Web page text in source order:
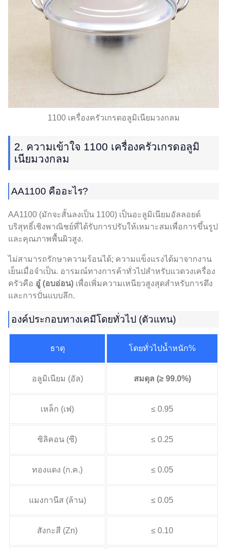
1100 เครื่องครัวเกรดอลูมิเนียมวงกลม
2. ความเข้าใจ 1100 เครื่องครัวเกรดอลูมิ
เนียมวงกลม
AA1100 คืออะไร?
AA1100 (มักจะสั้นลงเป็น 1100) เป็นอะลูมิเนียมอัลลอยด์
บริสุทธิ์เชิงพาณิชย์ที่ได้รับการปรับให้เหมาะสมเพื่อการขึ้นรูป
และคุณภาพพื้นผิวสูง.
ไม่สามารถรักษาความร้อนได้; ความแข็งแรงได้มาจากงาน
เย็นเมื่อจำเป็น. อารมณ์ทางการค้าทั่วไปสำหรับแวดวงเครื่อง
ครัวคือ อู๋ (อบอ่อน) เพื่อเพิ่มความเหนียวสูงสุดสำหรับการดึง
และการปั่นแบบลึก.
องค์ประกอบทางเคมีโดยทั่วไป (ตัวแทน)
ธาตุ โดยทั่วไปน้ำหนัก%
อลูมิเนียม (อัล) สมดุล (≥ 99.0%)
เหล็ก (เฟ) ≤ 0.95
ซิลิคอน (ซี) ≤ 0.25
ทองแดง (ก.ค.) ≤ 0.05
แมงกานีส (ล้าน) ≤ 0.05
สังกะสี (Zn) ≤ 0.10